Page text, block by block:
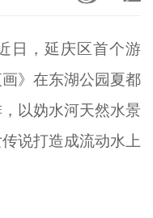
+
+
日，延庆区首个游
》在东湖公园夏都
以妫水河天然水景
说打造成流动水上